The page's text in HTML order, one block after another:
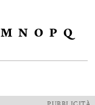
M N O P Q